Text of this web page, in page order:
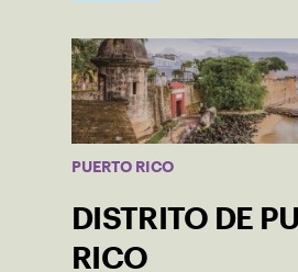
PUERTO RICO
DISTRITO DE
RICO